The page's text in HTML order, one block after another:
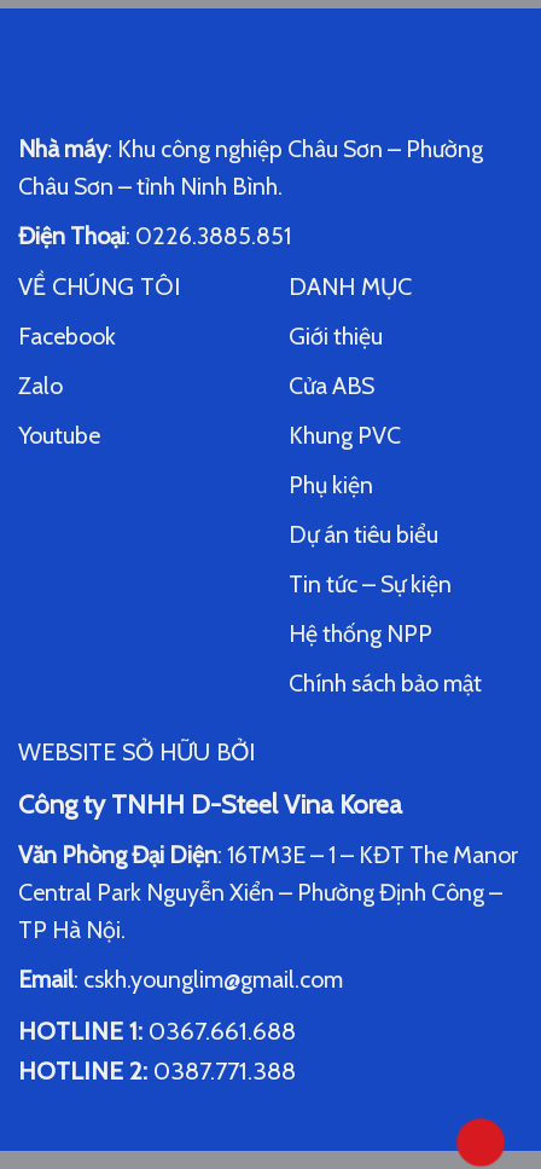
Nhà máy: Khu công nghiệp Châu Sơn – Phường
Châu Sơn – tỉnh Ninh Bình.
Điện Thoại: 0226.3885.851
VỀ CHÚNG TÔI
Facebook
Zalo
Youtube
DANH MỤC
Giới thiệu
Cửa ABS
Khung PVC
Phụ kiện
Dự án tiêu biểu
Tin tức – Sự kiện
Hệ thống NPP
Chính sách bảo mật
WEBSITE SỞ HỮU BỞI
Công ty TNHH D-Steel Vina Korea
Văn Phòng Đại Diện: 16TM3E – 1 – KĐT The Manor
Central Park Nguyễn Xiển – Phường Định Công –
TP Hà Nội.
Email: cskh.younglim@gmail.com
HOTLINE 1: 0367.661.688
HOTLINE 2: 0387.771.388